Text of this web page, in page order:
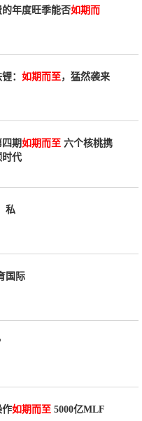
年度旺季能否如期而
： 如期而至，猛然袭来
四期如期而至 六个核桃携
时代
私
国际
作如期而至 5000亿MLF